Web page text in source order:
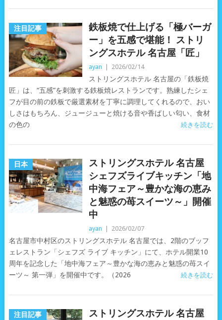
注目記事
鉄板焼で仕上げる「極バーガ
ー」を五感で堪能！ ストリ
ングスホテル 名古屋「匠」
ayan 2026/02/14
ストリングスホテル 名古屋の「鉄板焼
匠」は、“五感”を刺激する鉄板焼レストランです。熟練したシェ
フが目の前の鉄板で厳選素材を丁寧に調理してくれるので、おい
しさはもちろん、ジュージューと焼ける音や香ばしい匂い、食材
の色の
続きを読む
日本
ストリングスホテル 名古屋
シェフズライブキッチン「地
中海フェア～豊かな海の恵み
と魅惑の苺スイーツ～」開催
中
ayan 2026/02/07
名古屋市中村区のストリングスホテル 名古屋では、2階のブッフ
ェレストラン「シェフズ ライブ キッチン」にて、ホテル開業10
周年を記念した「地中海フェア～豊かな海の恵みと魅惑の苺スイ
ーツ～ 第一弾」を開催中です。（2026
続きを読む
注目記事
ストリングスホテル 名古屋